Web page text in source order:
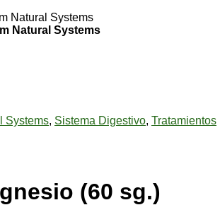
Natural Systems
Systems, Sistema Digestivo, Tratamientos
(60 sg.)